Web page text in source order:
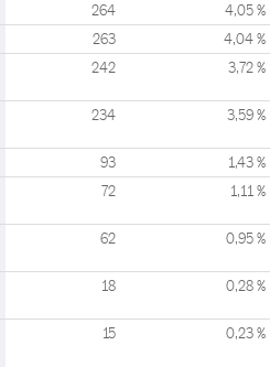
264 4,05 %
263 4,04 %
242 3,72 %
234 3,59 %
93 1,43 %
72 1,11 %
62 0,95 %
18 0,28 %
15 0,23 %